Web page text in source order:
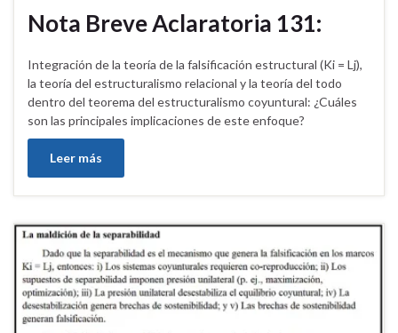
Nota Breve Aclaratoria 131:
Integración de la teoría de la falsificación estructural (Ki = Lj),
la teoría del estructuralismo relacional y la teoría del todo
dentro del teorema del estructuralismo coyuntural: ¿Cuáles
son las principales implicaciones de este enfoque?
Leer más